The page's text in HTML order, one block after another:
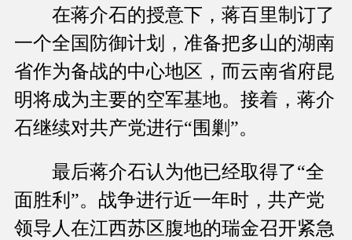
在蒋介石的授意下，蒋百里制订了
一个全国防御计划，准备把多山的湖南
省作为备战的中心地区，而云南省府昆
明将成为主要的空军基地。接着，蒋介
石继续对共产党进行“围剿”。
最后蒋介石认为他已经取得了“全
面胜利”。战争进行近一年时，共产党
领导人在江西苏区腹地的瑞金召开紧急